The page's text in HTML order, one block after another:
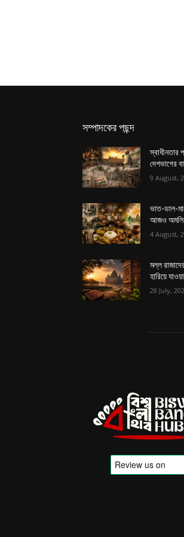
সম্পাদকের পছন্দ
স্বাধীনতার
দেশভাগের
9 August,
ভাত-ডাল-
আজও অমলিন
4 August,
মল্ল
হারিয়ে
28 July,